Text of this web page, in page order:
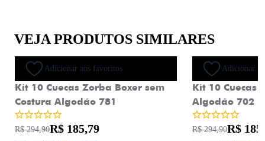
VEJA PRODUTOS SIMILARES
Adicionar aos favoritos
Kit 10 Cuecas Zorba Boxer sem
Costura Algodão 781
R$ 294,90R$ 185,79
Adicionar
Kit 10 Cuecas
Algodão 702
R$ 294,90R$